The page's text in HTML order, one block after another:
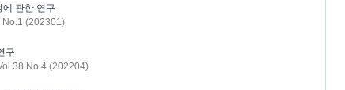
관한 연구
No.1 (202301)
구
No.4 (202204)